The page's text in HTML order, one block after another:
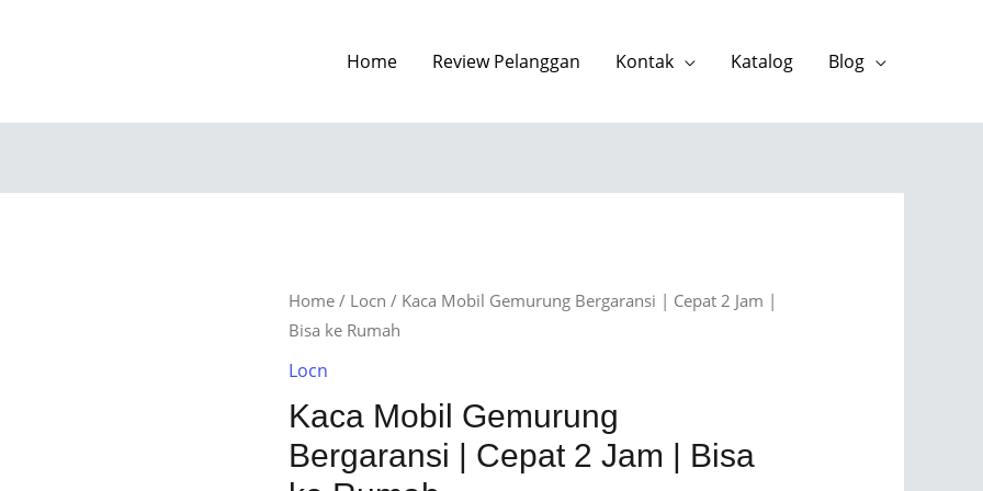
Home Review Pelanggan Kontak Katalog Blog
Home / Locn / Kaca Mobil Gemurung Bergaransi | Cepat 2 Jam |
Bisa ke Rumah
Locn
Kaca Mobil Gemurung
Bergaransi | Cepat 2 Jam | Bisa